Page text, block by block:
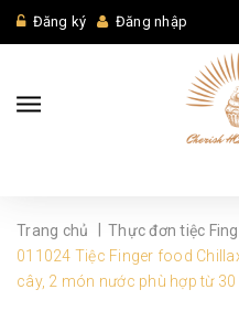
Đăng ký Đăng nhập
Trang chủ Thực đơn tiệc
011024 Tiệc Finger food
cây, 2 món nước phù hợp từ